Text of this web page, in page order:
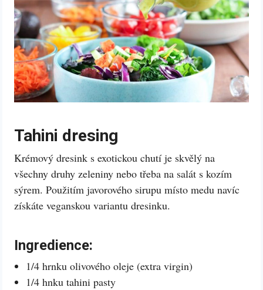
Tahini dresing
Krémový dresink s exotickou chutí je skvělý na
všechny druhy zeleniny nebo třeba na salát s kozím
sýrem. Použitím javorového sirupu místo medu navíc
získáte veganskou variantu dresinku.
Ingredience:
1/4 hrnku olivového oleje (extra virgin)
1/4 hnku tahini pasty